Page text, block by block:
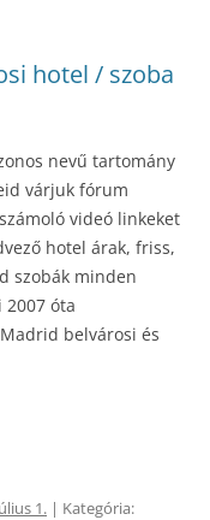
hotel / szoba
nevű tartomány
várjuk fórum
videó linkeket
hotel árak, friss,
szobák minden
óta
belvárosi és
1. | Kategória: